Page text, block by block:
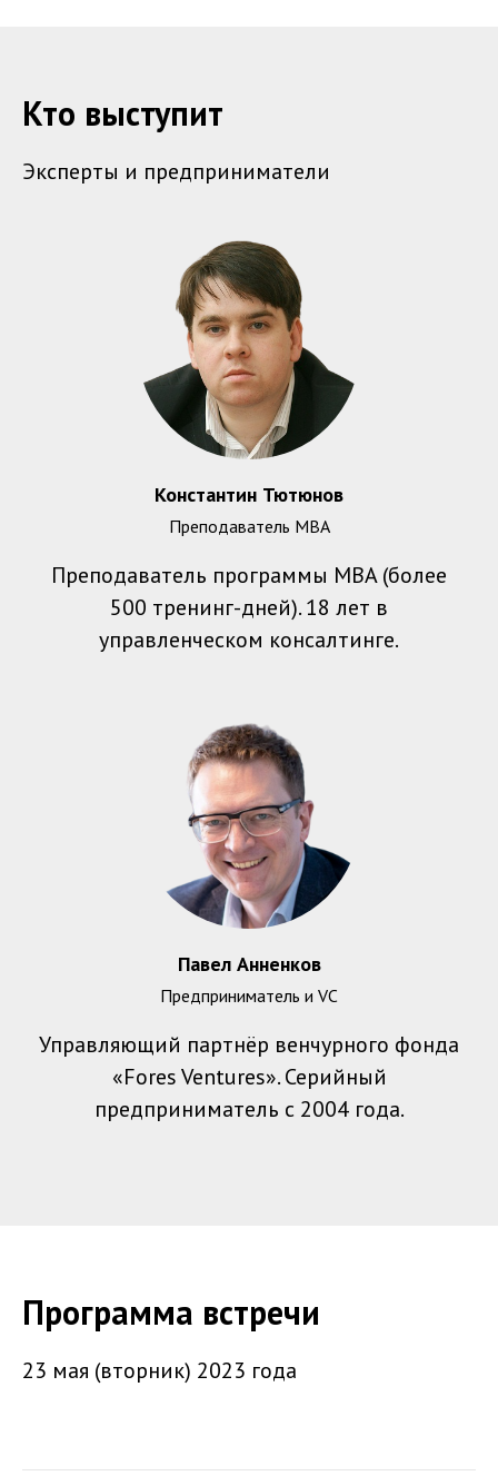
Кто выступит
Эксперты и предприниматели
Константин Тютюнов
Преподаватель MBA
Преподаватель программы MBA (более
500 тренинг-дней). 18 лет в
управленческом консалтинге.
Павел Анненков
Предприниматель и VC
Управляющий партнёр венчурного фонда
«Fores Ventures». Серийный
предприниматель с 2004 года.
Программа встречи
23 мая (вторник) 2023 года